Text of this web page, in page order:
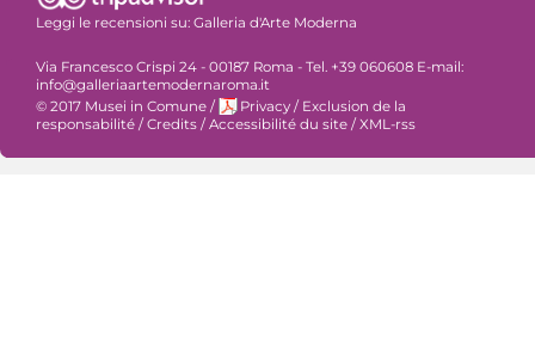
Leggi le recensioni su: Galleria d'Arte Moderna
Via Francesco Crispi 24 - 00187 Roma - Tel. +39 060608 E-mail:
info@galleriaartemodernaroma.it
© 2017 Musei in Comune / Privacy / Exclusion de la
responsabilité / Credits / Accessibilité du site / XML-rss